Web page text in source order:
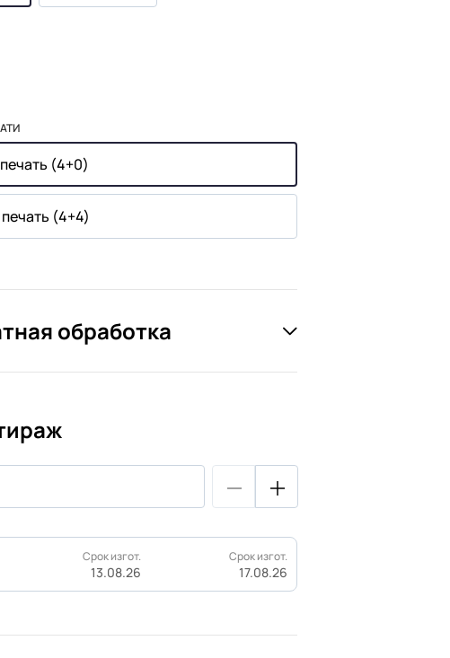
(4+0)
(4+4)
обработка
Срок изгот.
13.08.26
Срок изгот.
17.08.26